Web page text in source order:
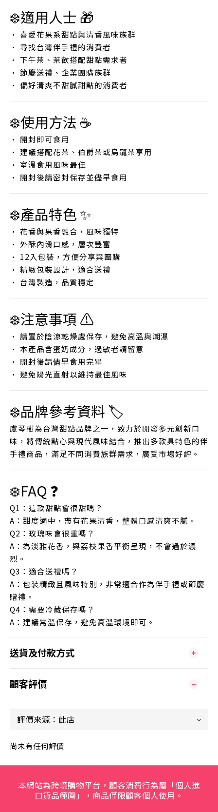
❄️適用人士 🎁
• 喜愛花果系甜點與清香風味族群
• 尋找台灣伴手禮的消費者
• 下午茶、茶飲搭配甜點需求者
• 節慶送禮、企業團購族群
• 偏好清爽不甜膩甜點的消費者
❄️使用方法 ☕
• 開封即可食用
• 建議搭配花茶、伯爵茶或烏龍茶享用
• 室溫食用風味最佳
• 開封後請密封保存並儘早食用
❄️產品特色 ✨
• 花香與果香融合，風味獨特
• 外酥內滑口感，層次豐富
• 12入包裝，方便分享與團購
• 精緻包裝設計，適合送禮
• 台灣製造，品質穩定
❄️注意事項 ⚠️
• 請置於陰涼乾燥處保存，避免高溫與潮濕
• 本產品含蛋奶成分，過敏者請留意
• 開封後請儘早食用完畢
• 避免陽光直射以維持最佳風味
❄️品牌參考資料 🏷️
盧琴樹為台灣甜點品牌之一，致力於開發多元創新口
味，將傳統點心與現代風味結合，推出多款具特色的伴
手禮商品，滿足不同消費族群需求，廣受市場好評。
❄️FAQ ❓
Q1：這款甜點會很甜嗎？
A：甜度適中，帶有花果清香，整體口感清爽不膩。
Q2：玫瑰味會很重嗎？
A：為淡雅花香，與荔枝果香平衡呈現，不會過於濃
烈。
Q3：適合送禮嗎？
A：包裝精緻且風味特別，非常適合作為伴手禮或節慶
贈禮。
Q4：需要冷藏保存嗎？
A：建議常溫保存，避免高溫環境即可。
送貨及付款方式
顧客評價
尚未有任何評價
本網站為跨境購物平台，顧客消費行為屬「個人進
口貨品範圍」，商品僅限顧客個人使用。